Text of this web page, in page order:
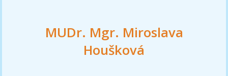
MUDr. Mgr. Miroslava
Houšková